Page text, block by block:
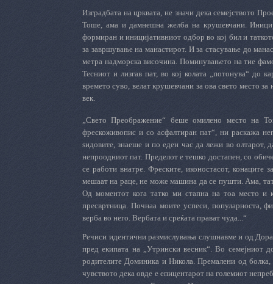
Изградбата на црквата, не значи дека семејството
Тоше, ама и дамнешна желба на крушевчани.
формиран и иницијативниот одбор во кој бил и
за завршување на манастирот. И за стасување до
метра надморска височина. Поминувањето на тие
Тесниот и лизгав пат, во кој колата „потонува“ до
времето суво, велат крушевчани за ова свето место
век.
„Свето Преображение“ беше омилено место на
фрескоживопис и со асфалтиран пат“, ни раскажа
ѕидовите, знаеше и по еден час да лежи во олтарот,
непроодниот пат. Пределот е тешко достапен, со
се работи внатре. Фреските, иконостасот,
мешаат на раце, не може машина да се пушти. Ама,
Од моментот кога татко ми стапна на тоа место
пресвртница. Почнаа моите успеси, популарноста,
верба во него. Вербата и среќата прават чуда...“
Речиси идентични размислувања слушнавме и од
пред екипата на „Утрински весник“. Во семејниот
родителите Доминика и Никола. Премалени од
чувството дека овде е епицентарот на големиот